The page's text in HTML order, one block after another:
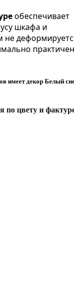
обеспечивает
шкафа и
не
практичен
имеет декор Белый
по цвету и